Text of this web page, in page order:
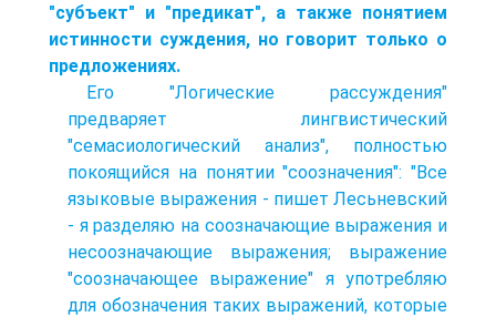
"субъект" и "предикат", а также понятием
истинности суждения, но говорит только о
предложениях.
Его "Логические рассуждения"
предваряет лингвистический
"семасиологический анализ", полностью
покоящийся на понятии "соозначения": "Все
языковые выражения - пишет Лесьневский
- я разделяю на соозначающие выражения и
несоозначающие выражения; выражение
"соозначающее выражение" я употребляю
для обозначения таких выражений, которые